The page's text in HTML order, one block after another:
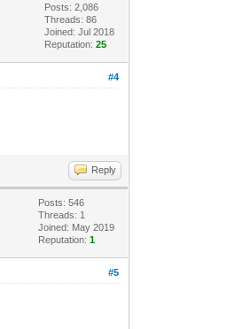
Posts: 2,086
Threads: 86
Joined: Jul 2018
Reputation:25
#4
Reply
Posts: 546
Threads: 1
Joined: May 2019
Reputation:1
#5